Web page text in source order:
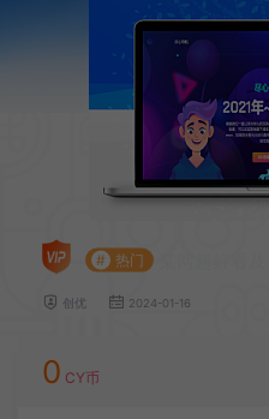
# 热门
创优 2024-01-16
0 CY币